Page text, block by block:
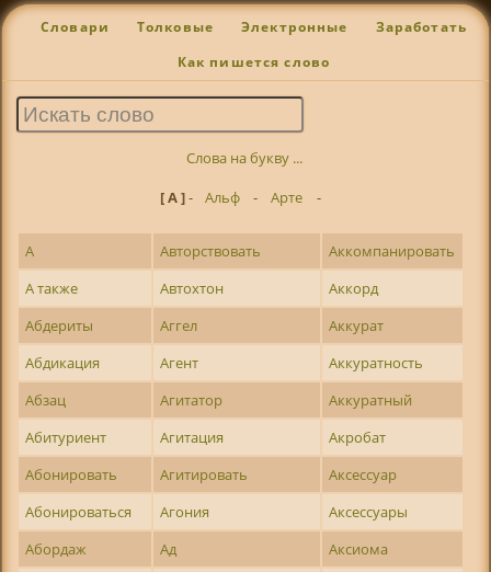
Словари Толковые Электронные Заработать
Как пишется слово
Слова на букву ...
[ А ]- Альф - Арте -
А Авторствовать
Аккомпанировать
А также
Автохтон
Аккорд
Абдериты
Аггел
Аккурат
Абдикация
Агент
Аккуратность
Абзац
Агитатор
Аккуратный
Абитуриент
Агитация
Акробат
Абонировать
Агитировать
Аксессуар
Абонироваться
Агония
Аксессуары
Абордаж
Ад Аксиома